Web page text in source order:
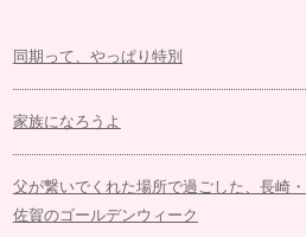
同期って、やっぱり特別
家族になろうよ
父が繋いでくれた場所で過ごした、長崎・
佐賀のゴールデンウィーク